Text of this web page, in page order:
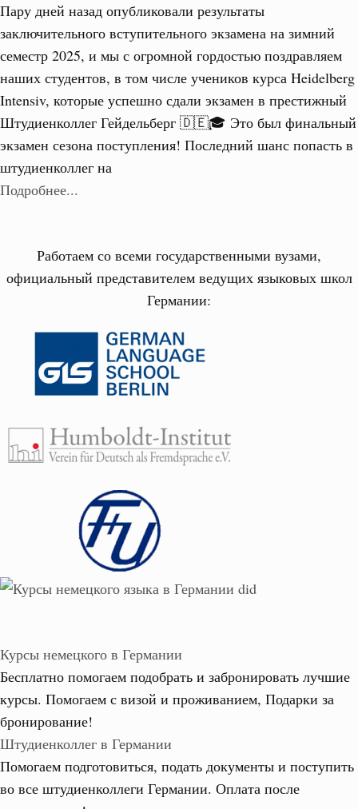
Пару дней назад опубликовали результаты
заключительного вступительного экзамена на зимний
семестр 2025, и мы с огромной гордостью поздравляем
наших студентов, в том числе учеников курса Heidelberg
Intensiv, которые успешно сдали экзамен в престижный
Штудиенколлег Гейдельберг 🇩🇪🎓 Это был финальный
экзамен сезона поступления! Последний шанс попасть в
штудиенколлег на
Подробнее...
Работаем со всеми государственными вузами,
официальный представителем ведущих языковых школ
Германии:
Курсы немецкого в Германии
Бесплатно помогаем подобрать и забронировать лучшие
курсы. Помогаем с визой и проживанием, Подарки за
бронирование!
Штудиенколлег в Германии
Помогаем подготовиться, подать документы и поступить
во все штудиенколлеги Германии. Оплата после